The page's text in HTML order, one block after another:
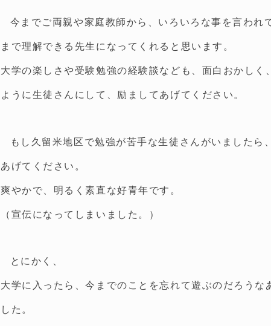
今までご両親や家庭教師から、いろいろな事を言われ
まで理解できる先生になってくれると思います。
大学の楽しさや受験勉強の経験談なども、面白おかし
ように生徒さんにして、励ましてあげてください。
もし久留米地区で勉強が苦手な生徒さんがいましたら
あげてください。
爽やかで、明るく素直な好青年です。
（宣伝になってしまいました。）
とにかく、
大学に入ったら、今までのことを忘れて遊ぶのだろう
した。